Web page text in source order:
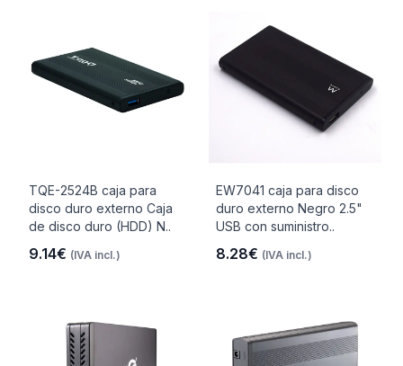
TQE-2524B caja para
disco duro externo Caja
de disco duro (HDD) N..
9.14€ (IVA incl.)
EW7041 caja para disco
duro externo Negro 2.5"
USB con suministro..
8.28€ (IVA incl.)